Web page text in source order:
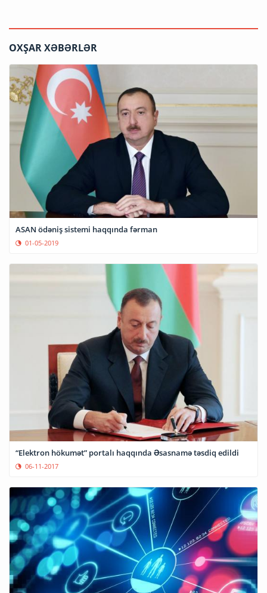
OXŞAR XƏBƏRLƏR
ASAN ödəniş sistemi haqqında fərman
01-05-2019
“Elektron hökumət” portalı haqqında Əsasnamə təsdiq edildi
06-11-2017